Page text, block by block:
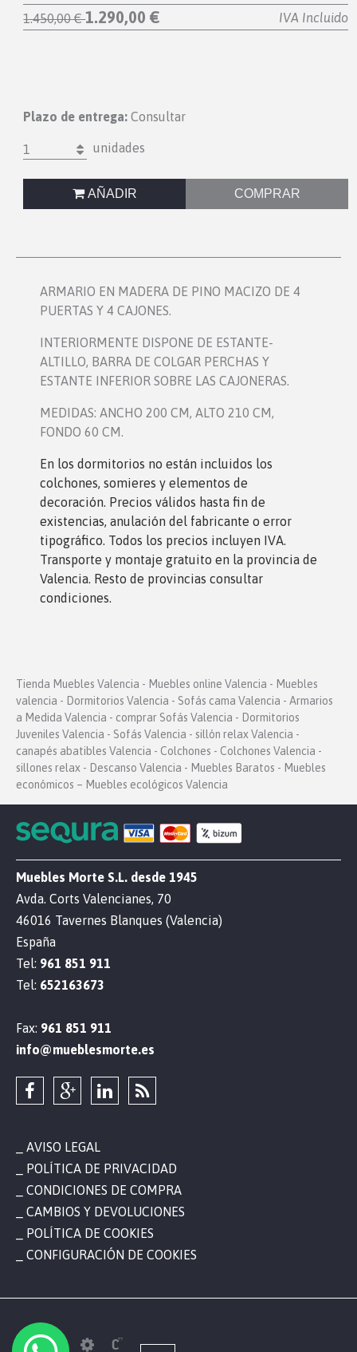
1.450,00 €1.290,00 € IVA Incluido
Plazo de entrega: Consultar
1 unidades
AÑADIR COMPRAR
ARMARIO EN MADERA DE PINO MACIZO DE 4
PUERTAS Y 4 CAJONES.
INTERIORMENTE DISPONE DE ESTANTE-
ALTILLO, BARRA DE COLGAR PERCHAS Y
ESTANTE INFERIOR SOBRE LAS CAJONERAS.
MEDIDAS: ANCHO 200 CM, ALTO 210 CM,
FONDO 60 CM.
En los dormitorios no están incluidos los
colchones, somieres y elementos de
decoración. Precios válidos hasta fin de
existencias, anulación del fabricante o error
tipográfico. Todos los precios incluyen IVA.
Transporte y montaje gratuito en la provincia de
Valencia. Resto de provincias consultar
condiciones.
Tienda Muebles Valencia - Muebles online Valencia - Muebles
valencia - Dormitorios Valencia - Sofás cama Valencia - Armarios
a Medida Valencia - comprar Sofás Valencia - Dormitorios
Juveniles Valencia - Sofás Valencia - sillón relax Valencia -
canapés abatibles Valencia - Colchones - Colchones Valencia -
sillones relax - Descanso Valencia - Muebles Baratos - Muebles
económicos – Muebles ecológicos Valencia
Muebles Morte S.L. desde 1945
Avda. Corts Valencianes, 70
46016 Tavernes Blanques (Valencia)
España
Tel: 961 851 911
Tel: 652163673
Fax: 961 851 911
info@mueblesmorte.es
AVISO LEGAL
POLÍTICA DE PRIVACIDAD
CONDICIONES DE COMPRA
CAMBIOS Y DEVOLUCIONES
POLÍTICA DE COOKIES
CONFIGURACIÓN DE COOKIES